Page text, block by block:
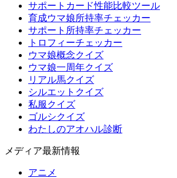
サポートカード性能比較ツール
育成ウマ娘所持率チェッカー
サポート所持率チェッカー
トロフィーチェッカー
ウマ娘概念クイズ
ウマ娘一周年クイズ
リアル馬クイズ
シルエットクイズ
私服クイズ
ゴルシクイズ
わたしのアオハル診断
メディア最新情報
アニメ